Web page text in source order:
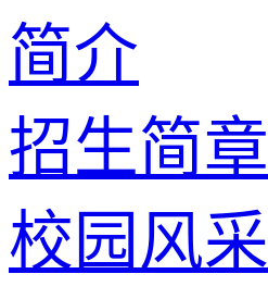
简介
招生简章
校园风采